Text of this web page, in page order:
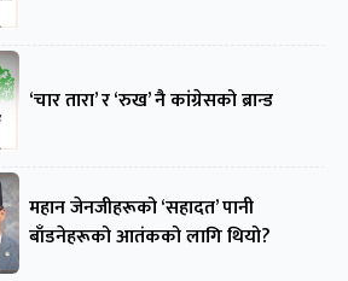
‘चार तारा’ र ‘रुख’ नै कांग्रेसको ब्रान्ड
महान जेनजीहरूको ‘सहादत’ पानी
बाँडनेहरूको आतंकको लागि थियो?